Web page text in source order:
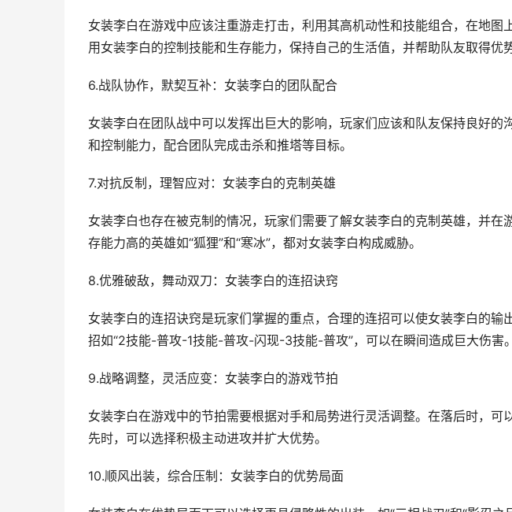
女装李白在游戏中应该注重游走打击，利用其高机动性和技能组合，在地图
用女装李白的控制技能和生存能力，保持自己的生活值，并帮助队友取得优势
6.战队协作，默契互补：女装李白的团队配合
女装李白在团队战中可以发挥出巨大的影响，玩家们应该和队友保持良好的
和控制能力，配合团队完成击杀和推塔等目标。
7.对抗反制，理智应对：女装李白的克制英雄
女装李白也存在被克制的情况，玩家们需要了解女装李白的克制英雄，并在
存能力高的英雄如“狐狸”和“寒冰”，都对女装李白构成威胁。
8.优雅破敌，舞动双刀：女装李白的连招诀窍
女装李白的连招诀窍是玩家们掌握的重点，合理的连招可以使女装李白的输
招如“2技能-普攻-1技能-普攻-闪现-3技能-普攻”，可以在瞬间造成巨大伤害。
9.战略调整，灵活应变：女装李白的游戏节拍
女装李白在游戏中的节拍需要根据对手和局势进行灵活调整。在落后时，可
先时，可以选择积极主动进攻并扩大优势。
10.顺风出装，综合压制：女装李白的优势局面